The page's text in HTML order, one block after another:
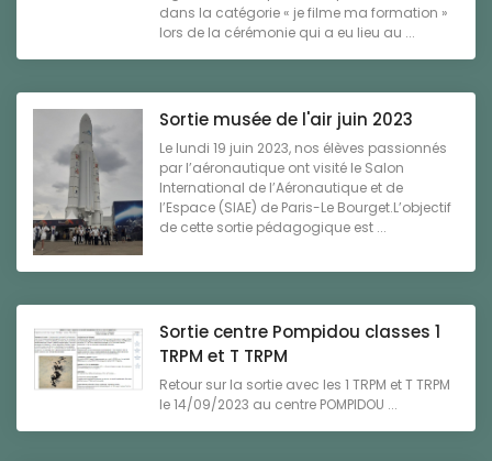
dans la catégorie « je filme ma formation »
lors de la cérémonie qui a eu lieu au ...
Sortie musée de l'air juin 2023
Le lundi 19 juin 2023, nos élèves passionnés
par l’aéronautique ont visité le Salon
International de l’Aéronautique et de
l’Espace (SIAE) de Paris-Le Bourget.L’objectif
de cette sortie pédagogique est ...
Sortie centre Pompidou classes 1
TRPM et T TRPM
Retour sur la sortie avec les 1 TRPM et T TRPM
le 14/09/2023 au centre POMPIDOU ...